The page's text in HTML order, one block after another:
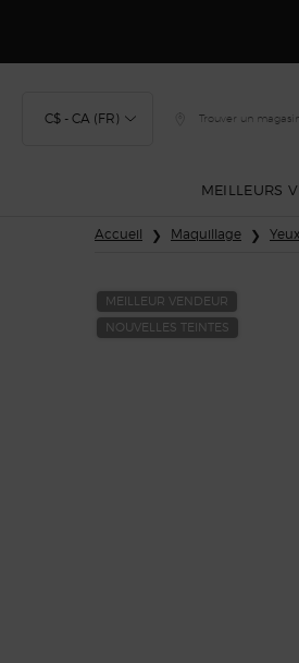
C$ - CA (FR) Trouver un magasin
MEILLEURS
Accueil Maquillage Yeux
MEILLEUR VENDEUR
NOUVELLES TEINTES